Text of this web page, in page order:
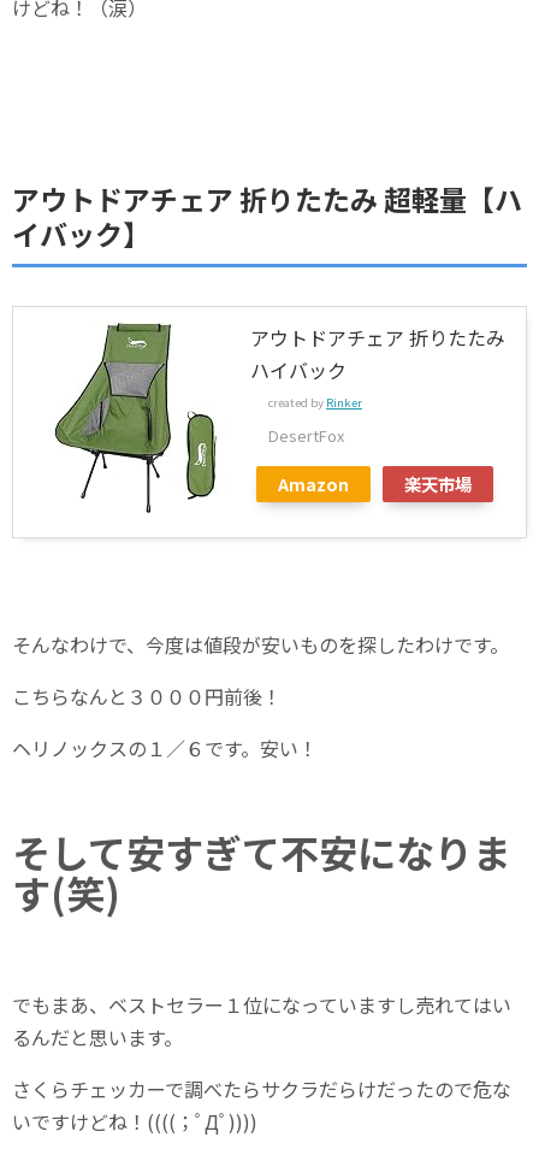
けどね！（涙）
アウトドアチェア 折りたたみ 超軽量【ハ
イバック】
アウトドアチェア 折りたたみ
ハイバック
created by Rinker
DesertFox
Amazon 楽天市場
そんなわけで、今度は値段が安いものを探したわけです。
こちらなんと３０００円前後！
ヘリノックスの１／６です。安い！
そして安すぎて不安になりま
す(笑)
でもまあ、ベストセラー１位になっていますし売れてはい
るんだと思います。
さくらチェッカーで調べたらサクラだらけだったので危な
いですけどね！((((；ﾟДﾟ))))